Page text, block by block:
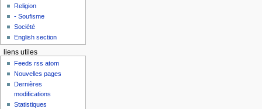
Religion
- Soufisme
Société
English section
liens utiles
Feeds rss atom
Nouvelles pages
Dernières
modifications
Statistiques